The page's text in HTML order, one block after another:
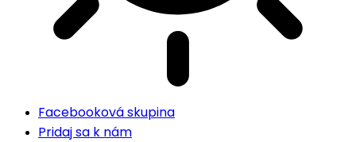
Facebooková skupina
Pridaj sa k nám